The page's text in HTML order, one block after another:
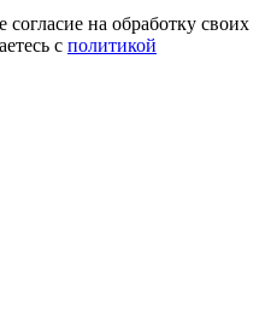
на обработку своих
с политикой